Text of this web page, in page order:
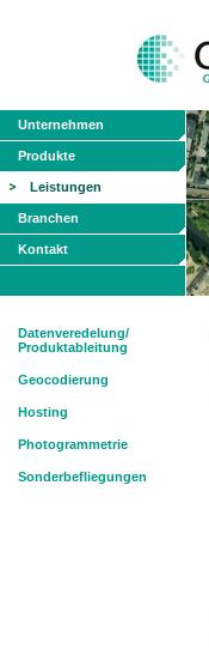
Unternehmen
Produkte
Leistungen
Branchen
Kontakt
Datenveredelung/
Produktableitung
Geocodierung
Hosting
Photogrammetrie
Sonderbefliegungen